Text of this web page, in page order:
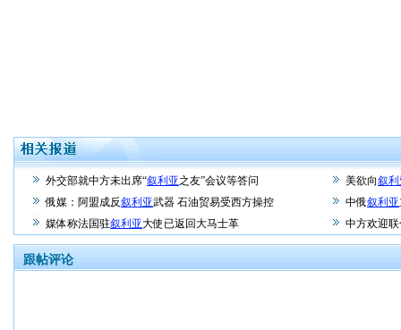
外交部就中方未出席“叙利亚之友”会议等答问 美欲向叙
俄媒：阿盟成反叙利亚武器 石油贸易受西方操控 中俄叙利亚
媒体称法国驻叙利亚大使已返回大马士革 中方欢迎
跟帖评论